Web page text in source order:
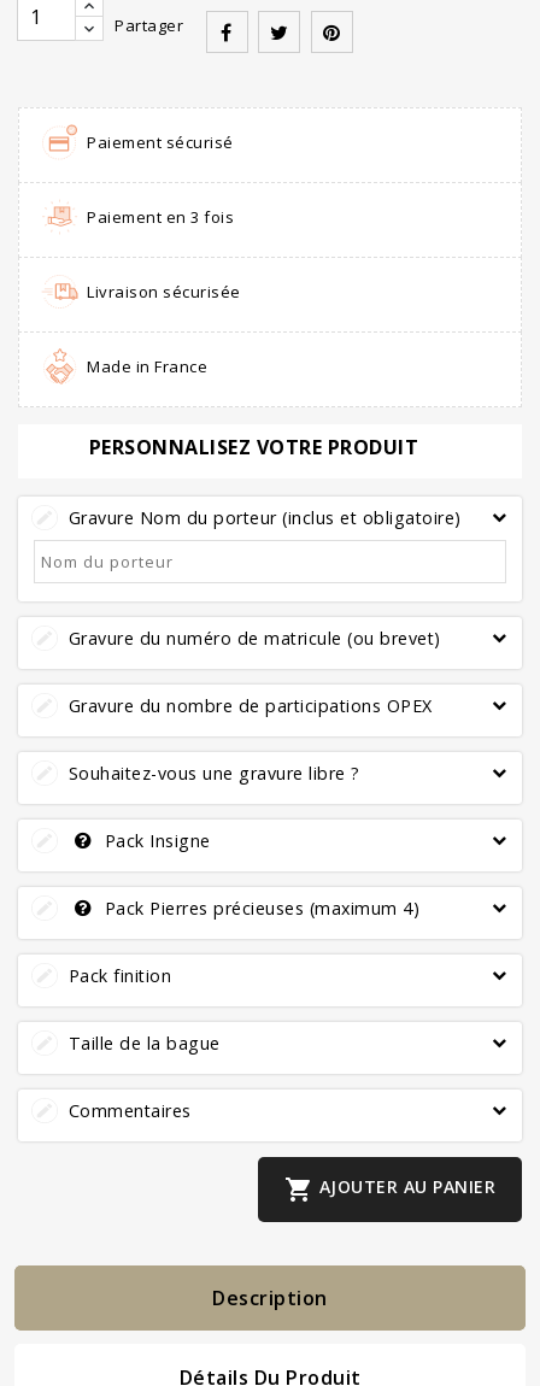
Partager
Paiement sécurisé
Paiement en 3 fois
Livraison sécurisée
Made in France
PERSONNALISEZ VOTRE PRODUIT
Gravure Nom du porteur (inclus et obligatoire)
Gravure du numéro de matricule (ou brevet)
Gravure du nombre de participations OPEX
Souhaitez-vous une gravure libre ?
Pack Insigne
Pack Pierres précieuses (maximum 4)
Pack finition
Taille de la bague
Commentaires
 AJOUTER AU PANIER
Description
Détails Du Produit